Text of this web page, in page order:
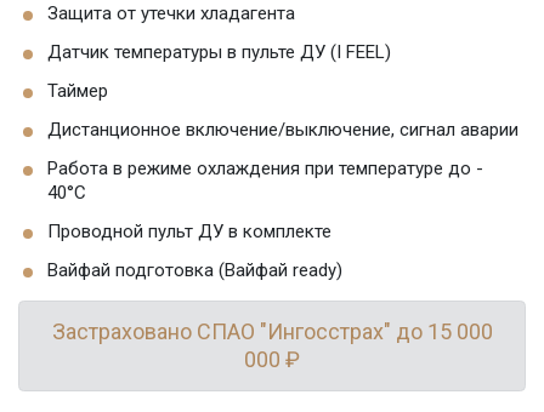
Защита от утечки хладагента
Датчик температуры в пульте ДУ (I FEEL)
Таймер
Дистанционное включение/выключение, сигнал аварии
Работа в режиме охлаждения при температуре до -
40°C
Проводной пульт ДУ в комплекте
Вайфай подготовка (Вайфай ready)
Застраховано СПАО "Ингосстрах" до 15 000
000 ₽